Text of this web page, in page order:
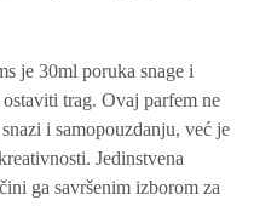
je 30ml poruka snage i
trag. Ovaj parfem ne
i samopouzdanju, već je
Jedinstvena
ga savršenim izborom za